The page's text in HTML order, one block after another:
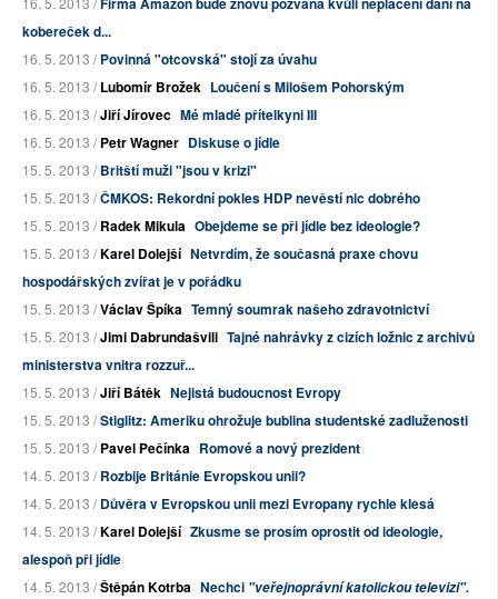
kobereček d...
16. 5. 2013 /Povinná "otcovská" stojí za úvahu
16. 5. 2013 /Lubomír Brožek Loučení s Milošem Pohorským
16. 5. 2013 /Jiří Jírovec Mé mladé přítelkyni III
16. 5. 2013 /Petr Wagner Diskuse o jídle
15. 5. 2013 /Britští muži "jsou v krizi"
15. 5. 2013 /ČMKOS: Rekordní pokles HDP nevěstí nic dobrého
15. 5. 2013 /Radek Mikula Obejdeme se při jídle bez ideologie?
15. 5. 2013 /Karel Dolejší Netvrdím, že současná praxe chovu
hospodářských zvířat je v pořádku
15. 5. 2013 /Václav Špíka Temný soumrak našeho zdravotnictví
15. 5. 2013 /Jimi Dabrundašvili Tajné nahrávky z cizích ložnic z archivů
ministerstva vnitra rozzuř...
15. 5. 2013 /Jiří Bátěk Nejistá budoucnost Evropy
15. 5. 2013 /Stiglitz: Ameriku ohrožuje bublina studentské zadluženosti
15. 5. 2013 /Pavel Pečínka Romové a nový prezident
14. 5. 2013 /Rozbije Británie Evropskou unii?
14. 5. 2013 /Důvěra v Evropskou unii mezi Evropany rychle klesá
14. 5. 2013 /Karel Dolejší Zkusme se prosím oprostit od ideologie,
alespoň při jídle
14. 5. 2013 /Štěpán Kotrba Nechci "veřejnoprávní katolickou televizi".